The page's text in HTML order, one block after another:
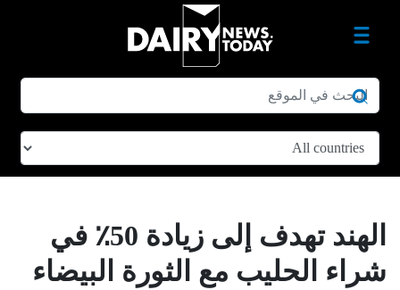
الهند تهدف إلى زيادة 50٪ في
شراء الحليب مع الثورة البيضاء